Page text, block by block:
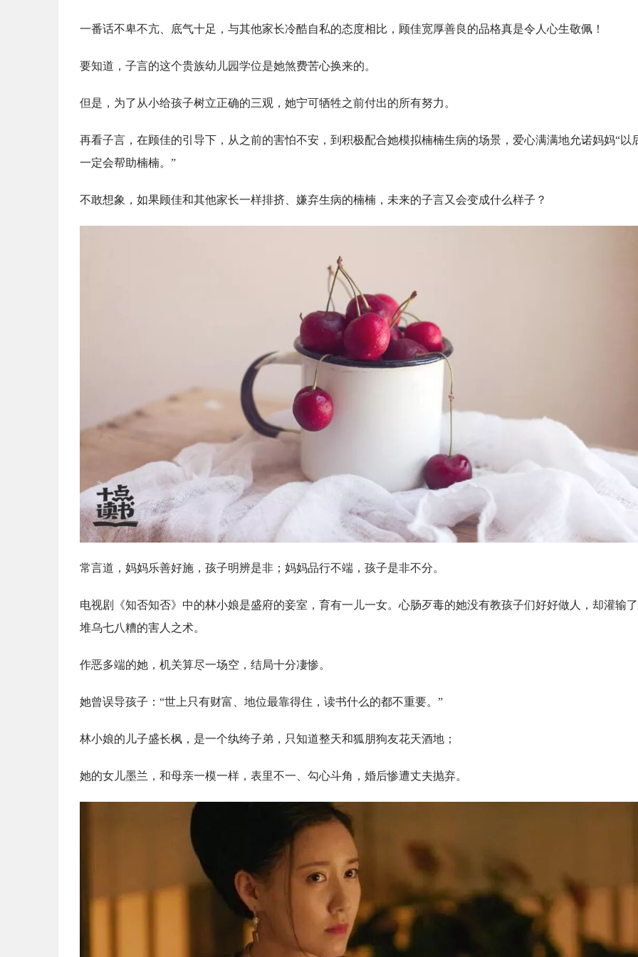
一番话不卑不亢、底气十足，与其他家长冷酷自私的态度相比，顾佳宽厚善良的品格真是令人心生敬佩！
要知道，子言的这个贵族幼儿园学位是她煞费苦心换来的。
但是，为了从小给孩子树立正确的三观，她宁可牺牲之前付出的所有努力。
再看子言，在顾佳的引导下，从之前的害怕不安，到积极配合她模拟楠楠生病的场景，爱心满满地允诺妈妈“以
一定会帮助楠楠。”
不敢想象，如果顾佳和其他家长一样排挤、嫌弃生病的楠楠，未来的子言又会变成什么样子？
常言道，妈妈乐善好施，孩子明辨是非；妈妈品行不端，孩子是非不分。
电视剧《知否知否》中的林小娘是盛府的妾室，育有一儿一女。心肠歹毒的她没有教孩子们好好做人，却灌输
堆乌七八糟的害人之术。
作恶多端的她，机关算尽一场空，结局十分凄惨。
她曾误导孩子：“世上只有财富、地位最靠得住，读书什么的都不重要。”
林小娘的儿子盛长枫，是一个纨绔子弟，只知道整天和狐朋狗友花天酒地；
她的女儿墨兰，和母亲一模一样，表里不一、勾心斗角，婚后惨遭丈夫抛弃。